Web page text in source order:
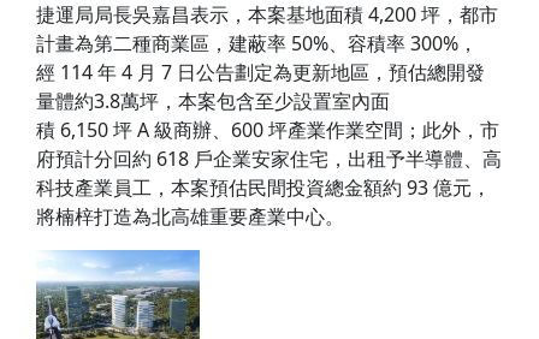
捷運局局長吳嘉昌表示，本案基地面積 4,200 坪，都市
計畫為第二種商業區，建蔽率 50%、容積率 300%，
經 114 年 4 月 7 日公告劃定為更新地區，預估總開發
量體約3.8萬坪，本案包含至少設置室內面
積 6,150 坪 A 級商辦、600 坪產業作業空間；此外，市
府預計分回約 618 戶企業安家住宅，出租予半導體、高
科技產業員工，本案預估民間投資總金額約 93 億元，
將楠梓打造為北高雄重要產業中心。